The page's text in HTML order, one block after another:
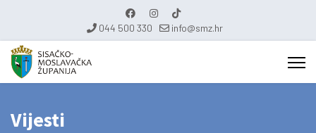
044 500 330 info@smz.hr
Vijesti